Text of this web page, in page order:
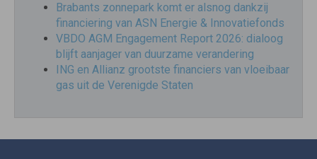
Brabants zonnepark komt er alsnog dankzij
financiering van ASN Energie & Innovatiefonds
VBDO AGM Engagement Report 2026: dialoog
blijft aanjager van duurzame verandering
ING en Allianz grootste financiers van vloeibaar
gas uit de Verenigde Staten